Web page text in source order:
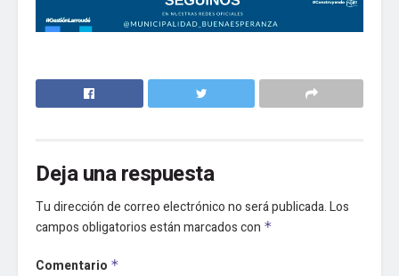
Deja una respuesta
Tu dirección de correo electrónico no será publicada.Los
campos obligatorios están marcados con *
Comentario *